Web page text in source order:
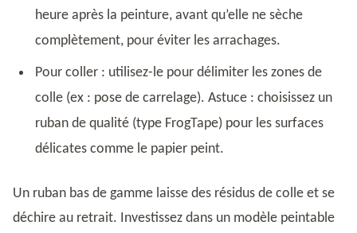
heure après la peinture, avant qu’elle ne sèche
complètement, pour éviter les arrachages.
Pour coller : utilisez-le pour délimiter les zones de
colle (ex : pose de carrelage). Astuce : choisissez un
ruban de qualité (type FrogTape) pour les surfaces
délicates comme le papier peint.
Un ruban bas de gamme laisse des résidus de colle et se
déchire au retrait. Investissez dans un modèle peintable